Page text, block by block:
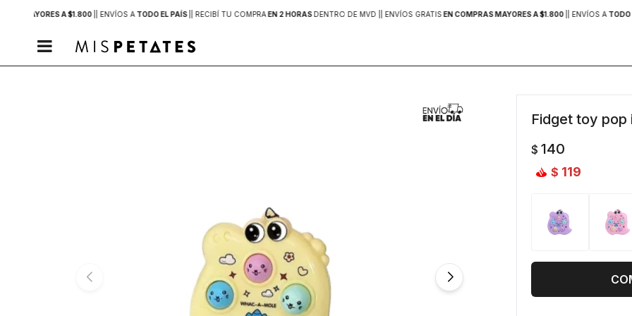
MAYORES A $1.800 | ENVÍOS A TODO EL PAÍS | RECIBÍ TU COMPRAEN 2 HORASDENTRO DE MVD | | ENVÍOS GRATISEN COMPRAS MAYORES A $1.800 | ENVÍOS A TODO

Fidget toy
$ 140
$ 119